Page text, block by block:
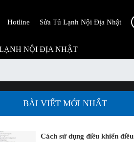
Hotline Sửa Tủ Lạnh Nội Địa Nhật
NỘI ĐỊA NHẬT
BÀI VIẾT MỚI NHẤT
Cách sử dụng điều khiển điều